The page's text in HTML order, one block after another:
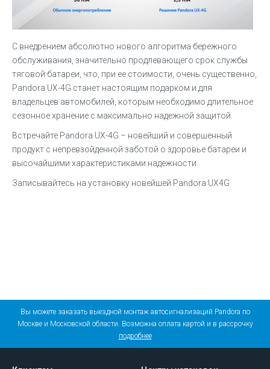
С внедрением абсолютно нового алгоритма бережного
обслуживания, значительно продлевающего срок службы
тяговой батареи, что, при ее стоимости, очень существенно,
Pandora UX-4G станет настоящим подарком и для
владельцев автомобилей, которым необходимо длительное
сезонное хранение с максимально надежной защитой.
Встречайте Pandora UX-4G – новейший и совершенный
продукт с непревзойденной заботой о здоровье батареи и
высочайшими характеристиками надежности.
Записывайтесь на установку новейшей Pandora UX4G
Вы можете заказать выездной монтаж автосигнализаций Pandora по
Москве и Московской области. Возможна оплата картой и в рассрочку
подробнее